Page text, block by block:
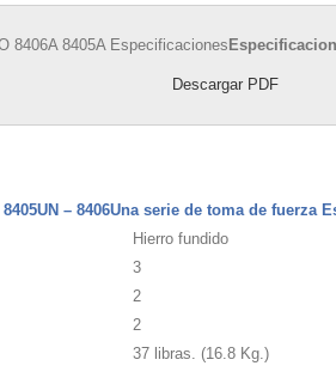
Descargar PDF
8405UN – 8406Una serie de toma de fuerza
Hierro fundido
3
2
2
37 libras. (16.8 Kg.)